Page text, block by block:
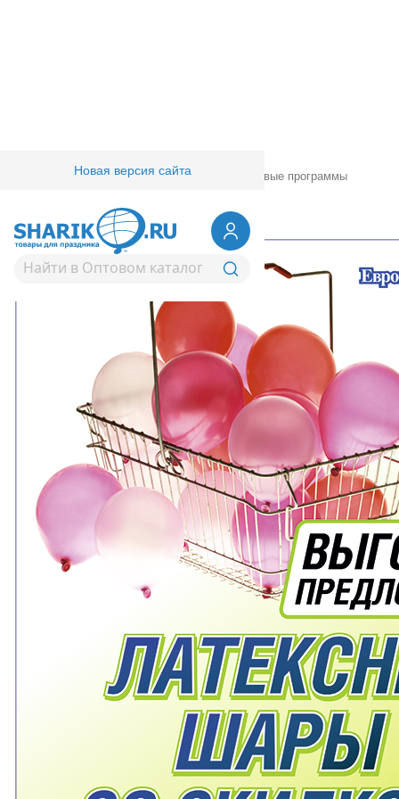
Новая версия сайта
Товары для праздника/ Маркетинговые программы